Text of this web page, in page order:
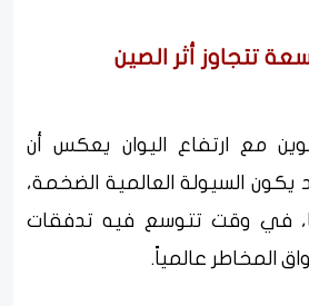
تتجاوز أثر الصين
مع ارتفاع اليوان يعكس أن
يكون السيولة العالمية الضخمة،
في وقت تتوسع فيه تدفقات
المخاطر عالمياً.